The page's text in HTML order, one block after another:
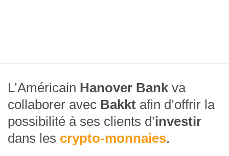
L’Américain Hanover Bank va
collaborer avec Bakkt afin d’offrir la
possibilité à ses clients d’investir
dans les crypto-monnaies.